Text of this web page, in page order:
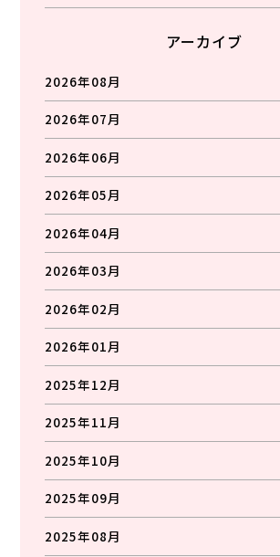
アーカイブ
2026年08月
2026年07月
2026年06月
2026年05月
2026年04月
2026年03月
2026年02月
2026年01月
2025年12月
2025年11月
2025年10月
2025年09月
2025年08月